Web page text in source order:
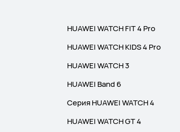
HUAWEI WATCH FIT 4 Pro
HUAWEI WATCH KIDS 4 Pro
HUAWEI WATCH 3
HUAWEI Band 6
Серия HUAWEI WATCH 4
HUAWEI WATCH GT 4